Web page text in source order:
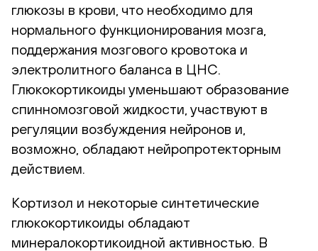
глюкозы в крови, что необходимо для
нормального функционирования мозга,
поддержания мозгового кровотока и
электролитного баланса в ЦНС.
Глюкокортикоиды уменьшают образование
спинномозговой жидкости, участвуют в
регуляции возбуждения нейронов и,
возможно, обладают нейропротекторным
действием.
Кортизол и некоторые синтетические
глюкокортикоиды обладают
минералокортикоидной активностью. В